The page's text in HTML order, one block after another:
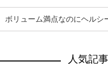
ボリューム満点なのにヘルシ
人気記